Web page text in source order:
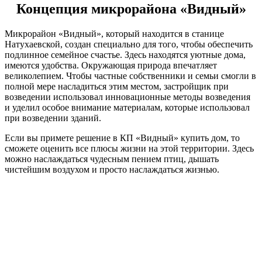
Концепция микрорайона «Видный»
Микрорайон «Видный», который находится в станице
Натухаевской, создан специально для того, чтобы обеспечить
подлинное семейное счастье. Здесь находятся уютные дома,
имеются удобства. Окружающая природа впечатляет
великолепием. Чтобы частные собственники и семьи смогли в
полной мере насладиться этим местом, застройщик при
возведении использовал инновационные методы возведения
и уделил особое внимание материалам, которые использовал
при возведении зданий.
Если вы примете решение в КП «Видный» купить дом, то
сможете оценить все плюсы жизни на этой территории. Здесь
можно наслаждаться чудесным пением птиц, дышать
чистейшим воздухом и просто наслаждаться жизнью.